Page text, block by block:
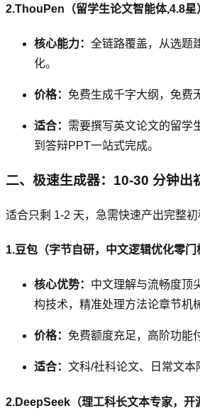
2.ThouPen（留学生论文智能体,4.8星
核心能力： 全链路覆盖，从选题
化。
价格： 免费生成千字大纲，免费
适合： 需要撰写英文论文的留学
到答辩PPT一站式完成。
二、极速生成器：10-30 分钟出
适合只剩 1-2 天，急需快速产出完整初
1.豆包（字节自研，中文逻辑优化零门
核心优势： 中文理解与流畅度顶
构技术，精准处理方法论章节机
价格： 免费额度充足，高阶功能
适合： 文科/社科论文、日常文本
2.DeepSeek（理工科长文本专家，开